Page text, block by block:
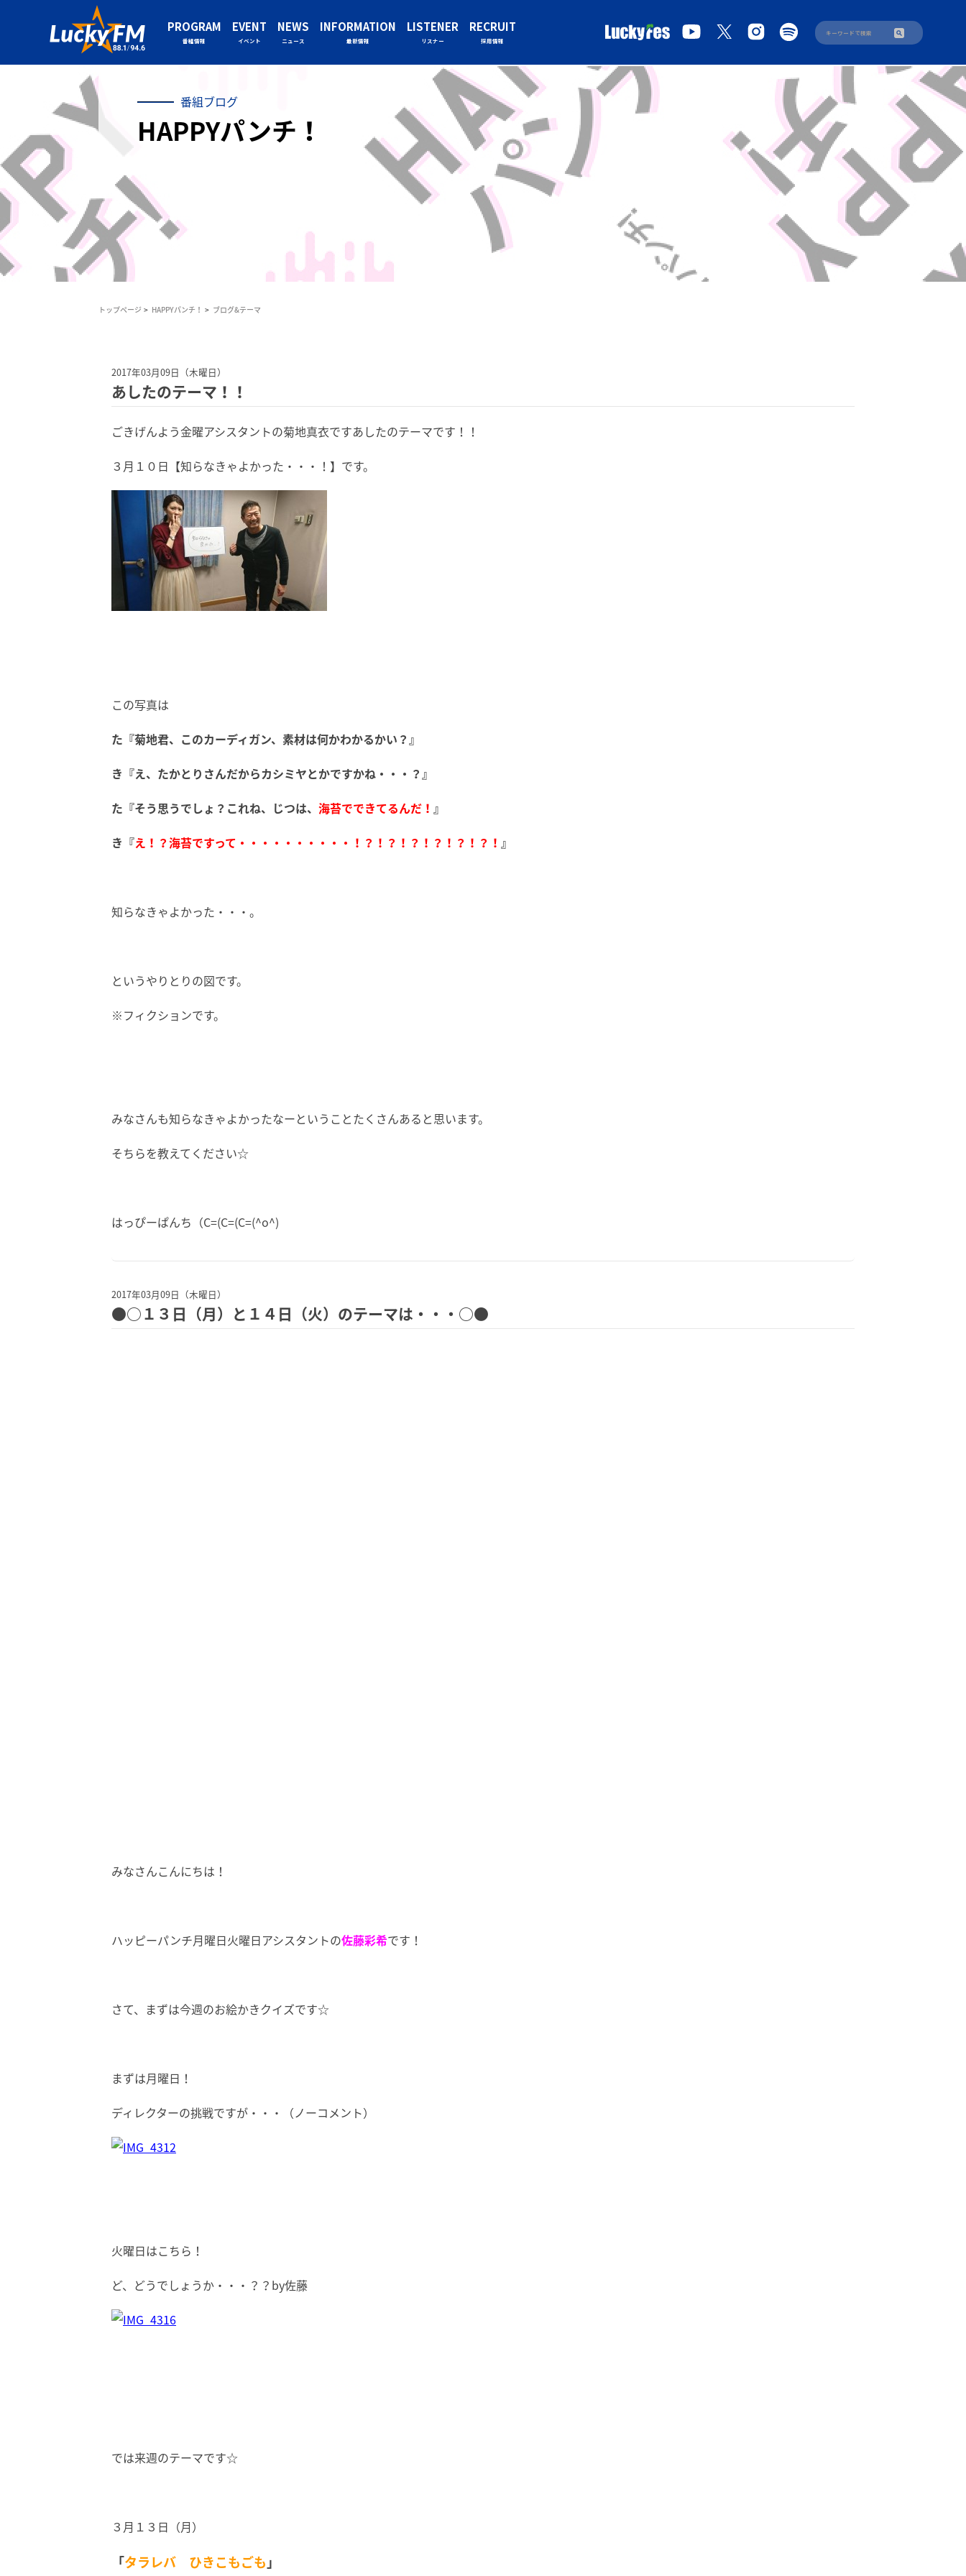
PROGRAM
番組情報
EVENT
イベント
NEWS
ニュース
INFORMATION
最新情報
LISTENER
リスナー
RECRUIT
採用情報
番組ブログ
HAPPYパンチ！
トップページ HAPPYパンチ！ ブログ&テーマ
2017年03月09日（木曜日）
あしたのテーマ！！
ごきげんよう金曜アシスタントの菊地真衣ですあしたのテーマです！！
３月１０日【知らなきゃよかった・・・！】です。
この写真は
た『菊地君、このカーディガン、素材は何かわかるかい？』
き『え、たかとりさんだからカシミヤとかですかね・・・？』
た『そう思うでしょ？これね、じつは、 海苔でできてるんだ！ 』
き『え！？海苔ですって・・・・・・・・・・！？！？！？！？！？！？！ 』
知らなきゃよかった・・・。
というやりとりの図です。
※フィクションです。
みなさんも知らなきゃよかったなーということたくさんあると思います。
そちらを教えてください☆
はっぴーぱんち（C=(C=(C=(^o^)
2017年03月09日（木曜日）
●○１３日（月）と１４日（火）のテーマは・・・○●
みなさんこんにちは！
ハッピーパンチ月曜日火曜日アシスタントの佐藤彩希です！
さて、まずは今週のお絵かきクイズです☆
まずは月曜日！
ディレクターの挑戦ですが・・・（ノーコメント）
火曜日はこちら！
ど、どうでしょうか・・・？？by佐藤
では来週のテーマです☆
３月１３日（月）
「タラレバ ひきこもごも 」